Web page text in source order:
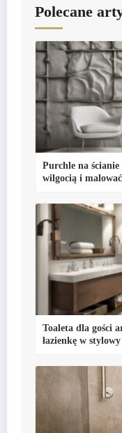
Polecane
Purchle na
wilgocią i
Toaleta dla gości
łazienkę w stylowy